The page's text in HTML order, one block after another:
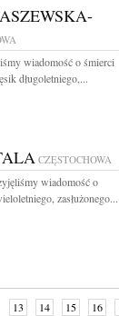
wiadomość o śmierci
długoletniego,...
CZĘSTOCHOWA
wiadomość o
zasłużonego...
13 14 15 16